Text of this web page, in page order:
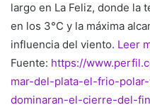
largo en La Feliz, donde la
en los 3°C y la máxima
influencia del viento. Leer
Fuente: https://
mar-del-plata-el-frio-
dominaran-el-cierre-del-